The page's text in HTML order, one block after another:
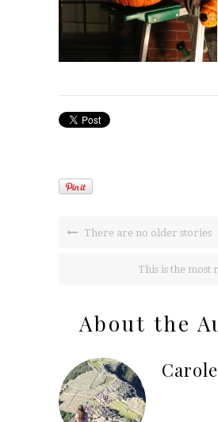
There are no older stories
This is the most
About the
Carole